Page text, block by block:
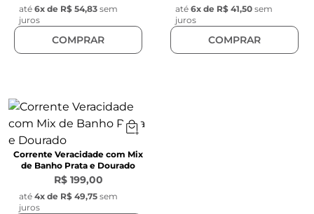
até 6x de R$ 54,83 sem
juros
COMPRAR
até 6x de R$ 41,50 sem
juros
COMPRAR
Corrente Veracidade com Mix
de Banho Prata e Dourado
R$ 199,00
até 4x de R$ 49,75 sem
juros